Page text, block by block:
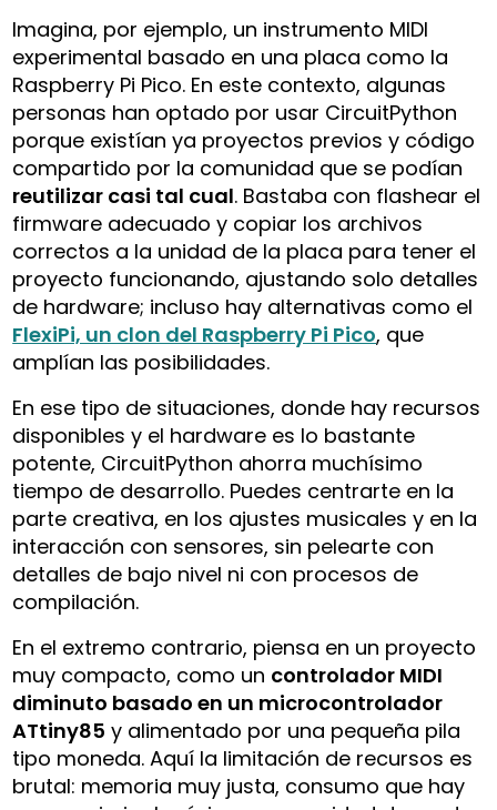
Imagina, por ejemplo, un instrumento MIDI
experimental basado en una placa como la
Raspberry Pi Pico. En este contexto, algunas
personas han optado por usar CircuitPython
porque existían ya proyectos previos y código
compartido por la comunidad que se podían
reutilizar casi tal cual. Bastaba con flashear el
firmware adecuado y copiar los archivos
correctos a la unidad de la placa para tener el
proyecto funcionando, ajustando solo detalles
de hardware; incluso hay alternativas como el
FlexiPi, un clon del Raspberry Pi Pico, que
amplían las posibilidades.
En ese tipo de situaciones, donde hay recursos
disponibles y el hardware es lo bastante
potente, CircuitPython ahorra muchísimo
tiempo de desarrollo. Puedes centrarte en la
parte creativa, en los ajustes musicales y en la
interacción con sensores, sin pelearte con
detalles de bajo nivel ni con procesos de
compilación.
En el extremo contrario, piensa en un proyecto
muy compacto, como un controlador MIDI
diminuto basado en un microcontrolador
ATtiny85 y alimentado por una pequeña pila
tipo moneda. Aquí la limitación de recursos es
brutal: memoria muy justa, consumo que hay